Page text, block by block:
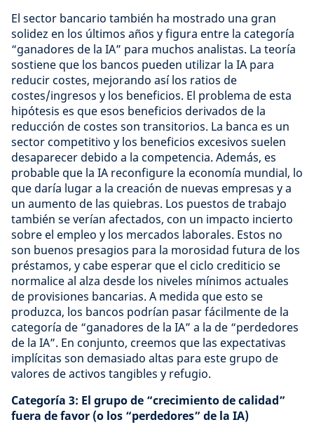
El sector bancario también ha mostrado una gran
solidez en los últimos años y figura entre la categoría
“ganadores de la IA” para muchos analistas. La teoría
sostiene que los bancos pueden utilizar la IA para
reducir costes, mejorando así los ratios de
costes/ingresos y los beneficios. El problema de esta
hipótesis es que esos beneficios derivados de la
reducción de costes son transitorios. La banca es un
sector competitivo y los beneficios excesivos suelen
desaparecer debido a la competencia. Además, es
probable que la IA reconfigure la economía mundial, lo
que daría lugar a la creación de nuevas empresas y a
un aumento de las quiebras. Los puestos de trabajo
también se verían afectados, con un impacto incierto
sobre el empleo y los mercados laborales. Estos no
son buenos presagios para la morosidad futura de los
préstamos, y cabe esperar que el ciclo crediticio se
normalice al alza desde los niveles mínimos actuales
de provisiones bancarias. A medida que esto se
produzca, los bancos podrían pasar fácilmente de la
categoría de “ganadores de la IA” a la de “perdedores
de la IA”. En conjunto, creemos que las expectativas
implícitas son demasiado altas para este grupo de
valores de activos tangibles y refugio.
Categoría 3: El grupo de “crecimiento de calidad”
fuera de favor (o los “perdedores” de la IA)